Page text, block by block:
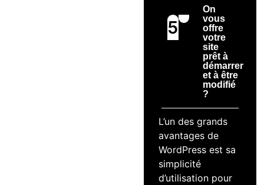
5
On
vous
offre
votre
site
prêt à
démarrer
et à être
modifié
?
L’un des grands
avantages de
WordPress est sa
simplicité
d’utilisation pour